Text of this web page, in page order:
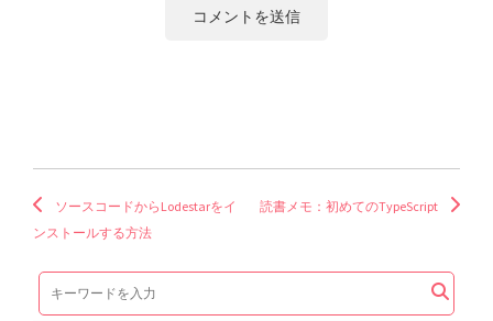
ソースコードからLodestarをイ
ンストールする方法
読書メモ：初めてのTypeScript